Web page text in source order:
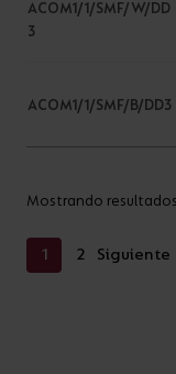
ACOM1/1/SMF/W/DD
3
ACOM1/1/SMF/B/DD3
Mostrando resultados
1 2 Siguiente